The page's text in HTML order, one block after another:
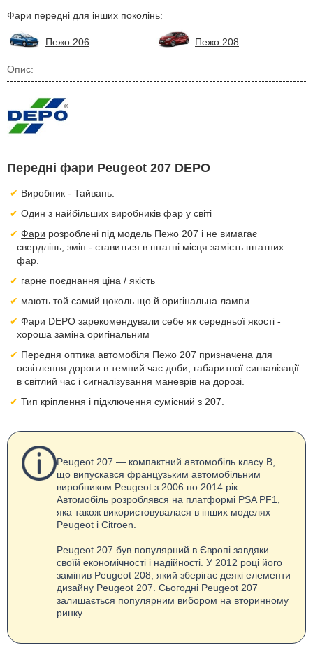
Фари передні для інших поколінь:
Пежо 206 Пежо 208
Опис:
Передні фари Peugeot 207 DEPO
Виробник - Тайвань.
Один з найбільших виробників фар у світі
Фари розроблені під модель Пежо 207 і не вимагає
свердлінь, змін - ставиться в штатні місця замість штатних
фар.
гарне поєднання ціна / якість
мають той самий цоколь що й оригінальна лампи
Фари DEPO зарекомендували себе як середньої якості -
хороша заміна оригінальним
Передня оптика автомобіля Пежо 207 призначена для
освітлення дороги в темний час доби, габаритної сигналізації
в світлий час і сигналізування маневрів на дорозі.
Тип кріплення і підключення сумісний з 207.
Peugeot 207 — компактний автомобіль класу B,
що випускався французьким автомобільним
виробником Peugeot з 2006 по 2014 рік.
Автомобіль розроблявся на платформі PSA PF1,
яка також використовувалася в інших моделях
Peugeot і Citroen.
Peugeot 207 був популярний в Європі завдяки
своїй економічності і надійності. У 2012 році його
замінив Peugeot 208, який зберігає деякі елементи
дизайну Peugeot 207. Сьогодні Peugeot 207
залишається популярним вибором на вторинному
ринку.